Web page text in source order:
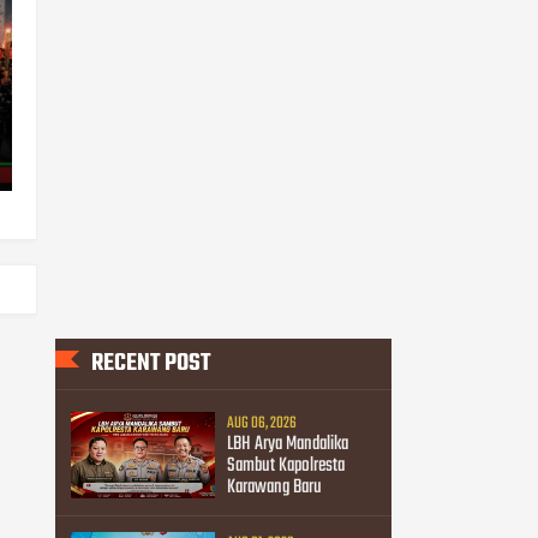
RECENT POST
AUG 06, 2026
LBH Arya Mandalika
Sambut Kapolresta
Karawang Baru